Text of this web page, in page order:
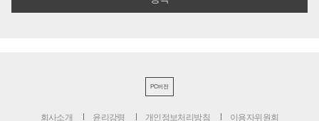
PC버전
회사소개 윤리강령 개인정보처리방침 이용자위원회